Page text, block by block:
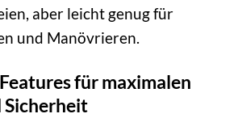
aber leicht genug für
und Manövrieren.
für maximalen
Sicherheit